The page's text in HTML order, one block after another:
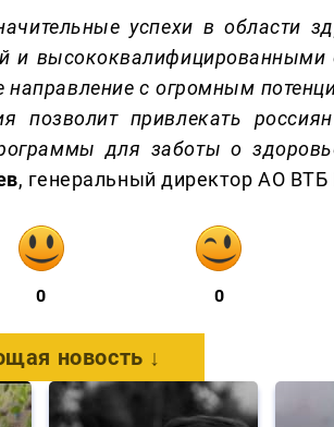
успехи в области
и высококвалифицированными
направление с огромным
позволит привлекать
для заботы о
, генеральный директор АО
0 0
новость ↓